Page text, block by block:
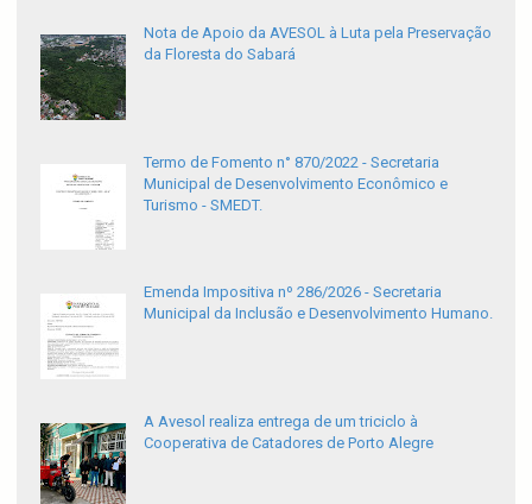
Nota de Apoio da AVESOL à Luta pela Preservação
da Floresta do Sabará
Termo de Fomento n° 870/2022 - Secretaria
Municipal de Desenvolvimento Econômico e
Turismo - SMEDT.
Emenda Impositiva nº 286/2026 - Secretaria
Municipal da Inclusão e Desenvolvimento Humano.
A Avesol realiza entrega de um triciclo à
Cooperativa de Catadores de Porto Alegre